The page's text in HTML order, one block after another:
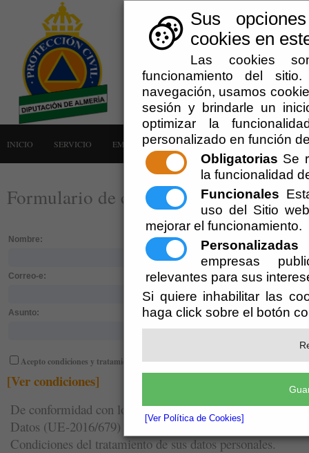
Sus
cookies en
Las cookies
funcionamiento del
navegación, usamos
sesión y brindarle un
optimizar la
personalizado en función
Obligatorias Se
la funcionalidad
Funcionales
uso del Sitio
mejorar el funcionamiento.
Personalizadas
empresas
relevantes para sus
Si quiere inhabilitar las
haga click sobre el botón
[Ver Política de Cookies]
INICIO SERVICIO EMERGENCIAS LA AGRUPACIÓN AVISOS
Formulario de contacto
Nombre:
Correo-e:
Asunto:
Acepto condiciones y tratamiento de los datos
[Ver condiciones]
De conformidad con lo establecido en el Reglamento
Datos (UE-2016/679) hemos adaptado nuestra Política
Condiciones del tratamiento de sus datos personales.